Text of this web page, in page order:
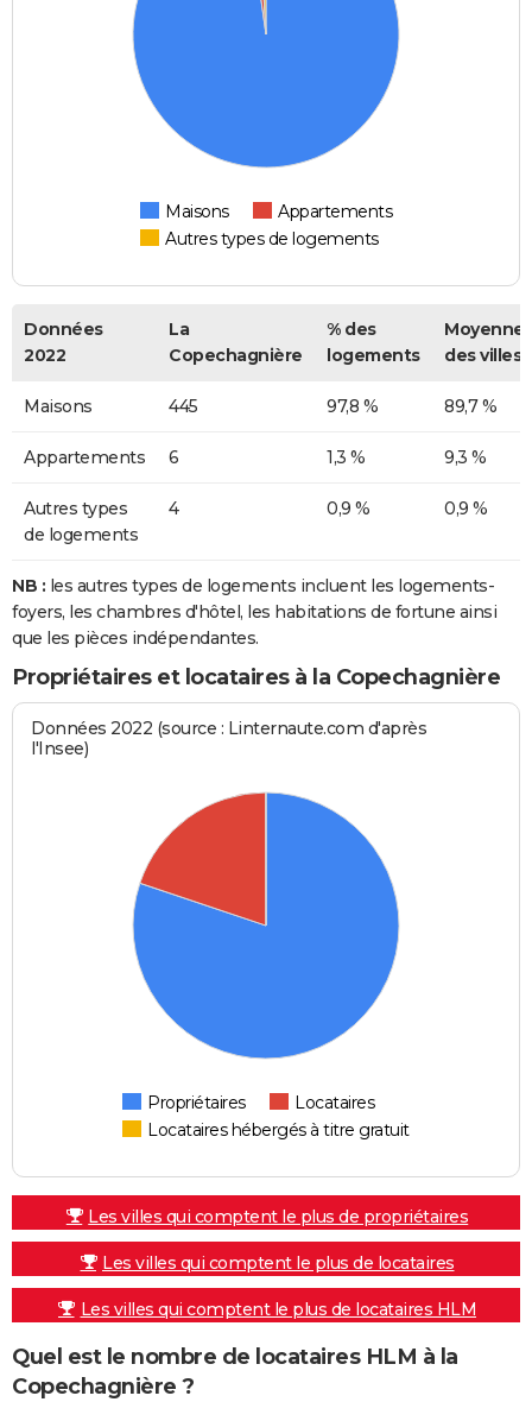
Maisons
Appartements
Autres types de logements
Données
2022
La
Copechagnière
% des
logements
Moyenne
des villes
Maisons 445 97,8 % 89,7 %
Appartements 6 1,3 % 9,3 %
Autres types
de logements
4 0,9 % 0,9 %
NB : les autres types de logements incluent les logements-
foyers, les chambres d'hôtel, les habitations de fortune ainsi
que les pièces indépendantes.
Propriétaires et locataires à la Copechagnière
Données 2022 (source : Linternaute.com d'après
l'Insee)
Propriétaires
Locataires
Locataires hébergés à titre gratuit
Les villes qui comptent le plus de propriétaires
Les villes qui comptent le plus de locataires
Les villes qui comptent le plus de locataires HLM
Quel est le nombre de locataires HLM à la
Copechagnière ?